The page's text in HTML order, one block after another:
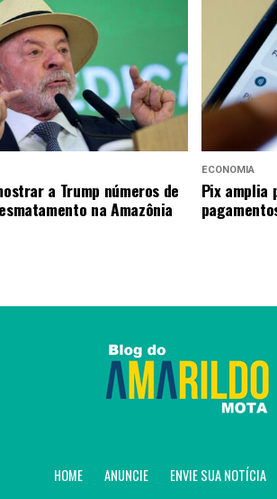
a Trump números de
na Amazônia
ECONOMIA
Pix amplia
HOME ANUNCIE ENVIE SUA NOTÍCIA